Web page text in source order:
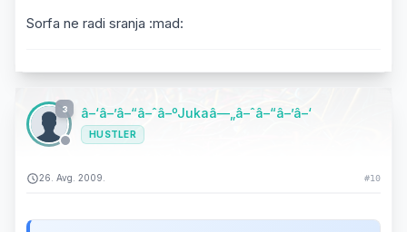
Sorfa ne radi sranja :mad:
3 â–‘â–’â–“â–ˆâ–ºJukaâ—„â–ˆâ–“â–’â–‘
HUSTLER
26. Avg. 2009. #10